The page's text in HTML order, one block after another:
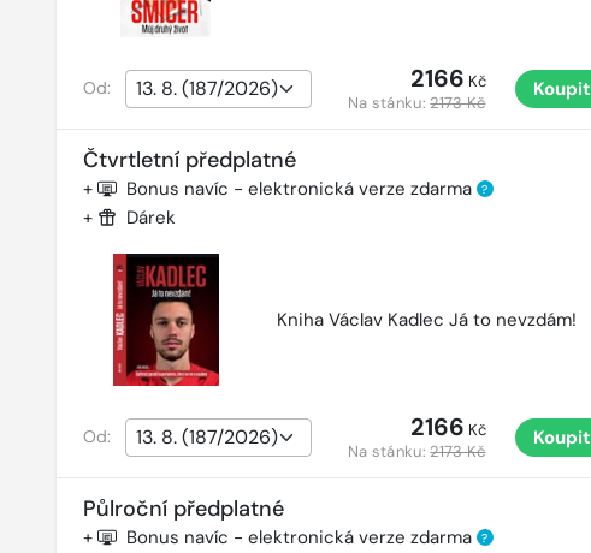
Od: 2166 Kč
Na stánku:2173 Kč
Koupit
Čtvrtletní předplatné
+ Bonus navíc - elektronická verze zdarma ?
+ Dárek
Kniha Václav Kadlec Já to nevzdám!
Od: 2166 Kč
Na stánku:2173 Kč
Koupit
Půlroční předplatné
+ Bonus navíc - elektronická verze zdarma ?